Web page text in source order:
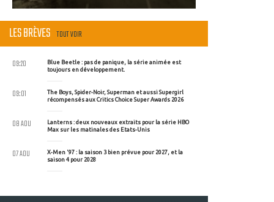
LES BRÈVES TOUT VOIR
Blue Beetle : pas de panique, la série animée est
toujours en développement.
09:20
The Boys, Spider-Noir, Superman et aussi Supergirl
récompensés aux Critics Choice Super Awards 2026
09:01
Lanterns : deux nouveaux extraits pour la série HBO
Max sur les matinales des Etats-Unis
08 AOU
X-Men '97 : la saison 3 bien prévue pour 2027, et la
saison 4 pour 2028
07 AOU